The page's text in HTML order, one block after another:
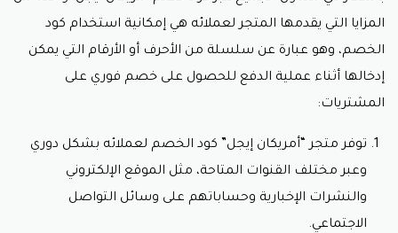
أسلوبك الشخصي، ويستطيع العميل شراء هذا عبر
خصم امريكان ايجل.
العروض والتخفيضات: يعرض متجر “أمريكان إيجل”
المختارة. يمكنك استفادة من هذه العروض لتوفير المزيد
والحصول على قيمة ممتازة لمشترياتك، عبر وضع
إن تصفح موقع “أمريكان إيجل” سيمنحك فرصة
لاستكشاف مجموعة واسعة من المنتجات العصرية واختيار
تبحث عن ملابس يومية عصرية أو أزياء رسمية لمناسبة
خاصة، فستجد كل ما تحتاجه في متجر “أمريكان إيجل”،
المزايا التي يقدمها المتجر لعملائه هي إمكانية استخدام كود
الخصم، وهو عبارة عن سلسلة من الأحرف أو الأرقام التي يمكن
إدخالها أثناء عملية الدفع للحصول على خصم فوري على
المشتريات:
توفر متجر “أمريكان إيجل” كود الخصم لعملائه بشكل دوري
وعبر مختلف القنوات المتاحة، مثل الموقع الإلكتروني
والنشرات الإخبارية وحساباتهم على وسائل التواصل
الاجتماعي.